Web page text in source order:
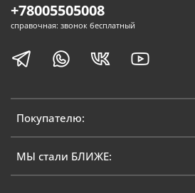
Покупателю:
МЫ стали БЛИЖЕ:
+78005505008
справочная: звонок бесплатный